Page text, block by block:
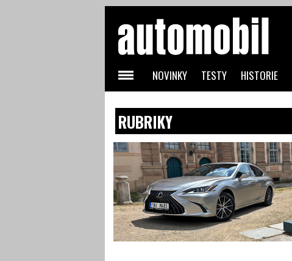
RUBRIKY
NOVINKY TESTY HISTORIE